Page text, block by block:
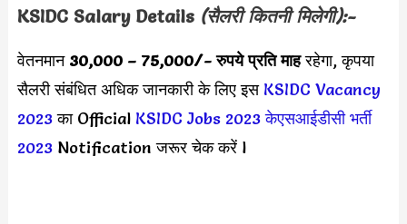
KSIDC Salary Details (सैलरी कितनी मिलेगी):-
वेतनमान 30,000 – 75,000/- रुपये प्रति माहरहेगा, कृपया
सैलरी संबंधित अधिक जानकारी के लिए इस KSIDC Vacancy
2023का Official KSIDC Jobs 2023 केएसआईडीसी भर्ती
2023Notification जरूर चेक करें l